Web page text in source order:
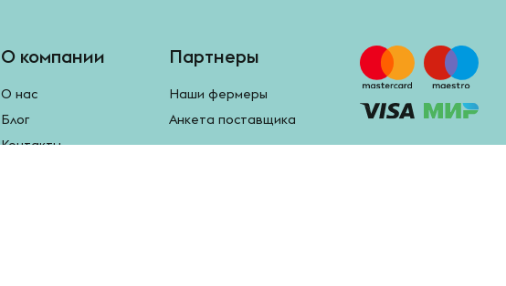
О компании
О нас
Блог
Контакты
Партнеры
Наши фермеры
Анкета поставщика